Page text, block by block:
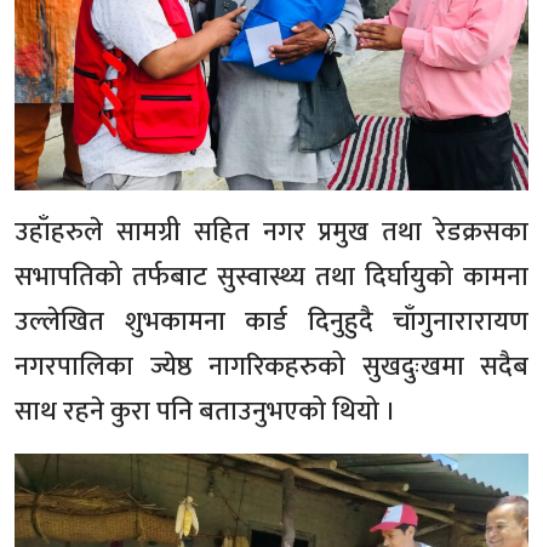
उहाँहरुले सामग्री सहित नगर प्रमुख तथा रेडक्रसका
सभापतिको तर्फबाट सुस्वास्थ्य तथा दिर्घायुको कामना
उल्लेखित शुभकामना कार्ड दिनुहुदै चाँगुनारारायण
नगरपालिका ज्येष्ठ नागरिकहरुको सुखदुःखमा सदैब
साथ रहने कुरा पनि बताउनुभएको थियो ।